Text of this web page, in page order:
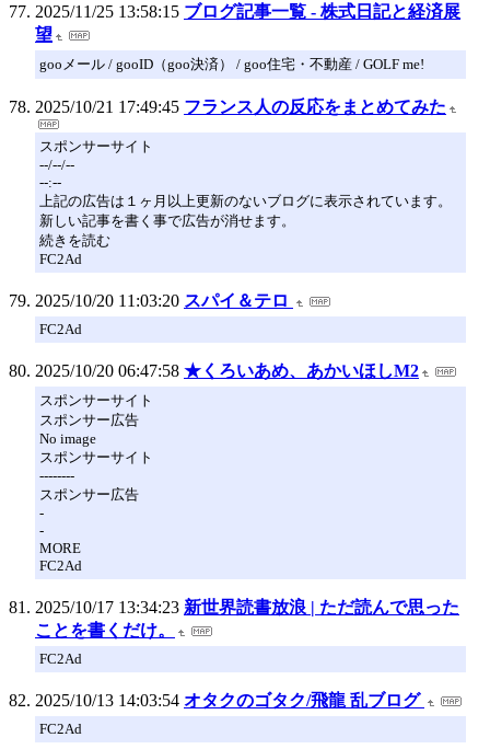
2025/11/25 13:58:15 ブログ記事一覧 - 株式日記と経済展
望
gooメール / gooID（goo決済） / goo住宅・不動産 / GOLF me!
2025/10/21 17:49:45 フランス人の反応をまとめてみた
スポンサーサイト
--/--/--
--:--
上記の広告は１ヶ月以上更新のないブログに表示されています。
新しい記事を書く事で広告が消せます。
続きを読む
FC2Ad
2025/10/20 11:03:20 スパイ＆テロ
FC2Ad
2025/10/20 06:47:58 ★くろいあめ、あかいほしM2
スポンサーサイト
スポンサー広告
No image
スポンサーサイト
--------
スポンサー広告
-
-
MORE
FC2Ad
2025/10/17 13:34:23 新世界読書放浪 | ただ読んで思った
ことを書くだけ。
FC2Ad
2025/10/13 14:03:54 オタクのゴタク/飛龍 乱ブログ
FC2Ad